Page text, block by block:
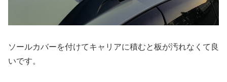
ソールカバーを付けてキャリアに積むと板が汚れなくて良
いです。